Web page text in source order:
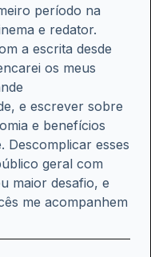
período na
e redator.
a escrita desde
os meus
e escrever sobre
e benefícios
Descomplicar esses
geral com
maior desafio, e
me acompanhem